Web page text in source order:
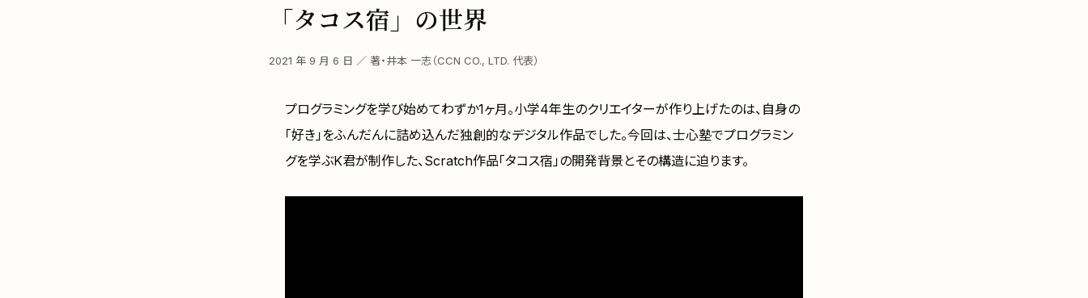
「タコス宿」の世界
2021 年 9 月 6 日 ／ 著・井本 一志（CCN CO., LTD. 代表）
プログラミングを学び始めてわずか1ヶ月。小学4年生のクリエイターが作り上げたのは、自身の
「好き」をふんだんに詰め込んだ独創的なデジタル作品でした。今回は、士心塾でプログラミン
グを学ぶK君が制作した、Scratch作品「タコス宿」の開発背景とその構造に迫ります。